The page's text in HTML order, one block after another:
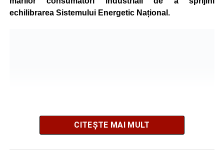
echilibrarea Sistemului Energetic Național.
CITEȘTE MAI MULT